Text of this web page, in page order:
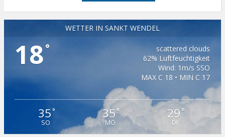
WETTER IN SANKT WENDEL
18°
scattered clouds
62% Luftfeuchtigkeit
Wind: 1m/s SSO
MAX C 18 • MIN C 17
35°
SO
35°
MO
29°
DI